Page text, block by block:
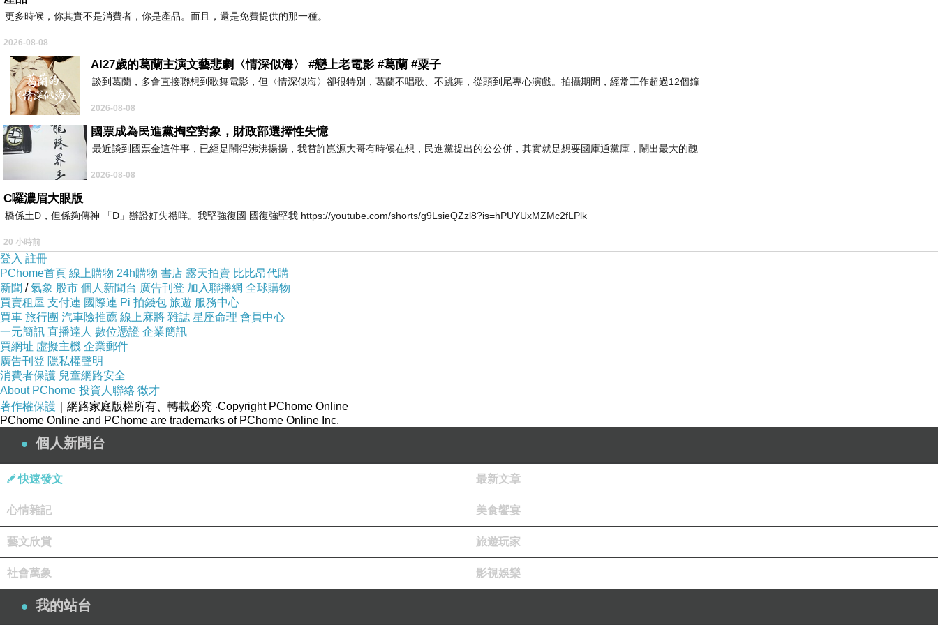
更多時候，你其實不是消費者，你是產品。而且，還是免費提供的那一種。
2026-08-08
AI27歲的葛蘭主演文藝悲劇〈情深似海〉 #戀上老電影 #葛蘭 #粟子
談到葛蘭，多會直接聯想到歌舞電影，但〈情深似海〉卻很特別，葛蘭不唱歌、不跳舞，從頭到尾專心演戲。拍攝期間，經常工作超過12個鐘
2026-08-08
國票成為民進黨掏空對象，財政部選擇性失憶
最近談到國票金這件事，已經是鬧得沸沸揚揚，我替許崑源大哥有時候在想，民進黨提出的公公併，其實就是想要國庫通黨庫，鬧出最大的醜
2026-08-08
C囉濃眉大眼版
橋係土D，但係夠傳神 「D」辦證好失禮咩。我堅強復國 國復強堅我 https://youtube.com/shorts/g9LsieQZzl8?is=hPUYUxMZMc2fLPlk
20 小時前
登入 註冊
PChome首頁 線上購物 24h購物 書店 露天拍賣 比比昂代購
新聞 /氣象 股市 個人新聞台 廣告刊登 加入聯播網 全球購物
買賣租屋 支付連 國際連 Pi 拍錢包 旅遊 服務中心
買車 旅行團 汽車險推薦 線上麻將 雜誌 星座命理 會員中心
一元簡訊 直播達人 數位憑證 企業簡訊
買網址 虛擬主機 企業郵件
廣告刊登 隱私權聲明
消費者保護 兒童網路安全
About PChome 投資人聯絡 徵才
著作權保護 ｜網路家庭版權所有、轉載必究 ‧Copyright PChome Online
PChome Online and PChome are trademarks of PChome Online Inc.
個人新聞台
快速發文 最新文章
心情雜記 美食饗宴
藝文欣賞 旅遊玩家
社會萬象 影視娛樂
我的站台